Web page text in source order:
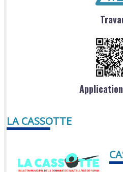
LA CASSOTTE